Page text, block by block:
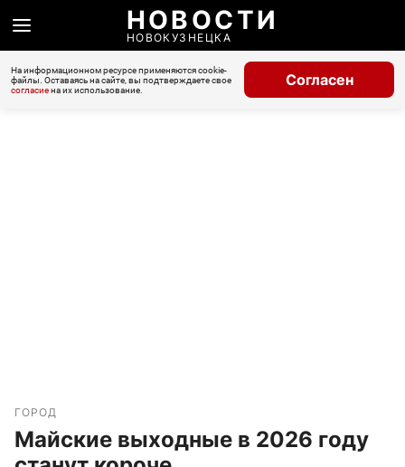
НОВОСТИ
НОВОКУЗНЕЦКА
На информационном ресурсе применяются cookie-
файлы. Оставаясь на сайте, вы подтверждаете свое
согласиена их использование.
Согласен
ГОРОД
Майские выходные в 2026 году